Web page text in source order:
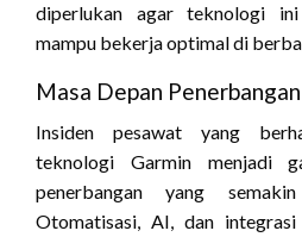
diperlukan agar teknologi
mampu bekerja optimal di
Masa Depan
Insiden pesawat yang
teknologi Garmin menjadi
penerbangan yang
Otomatisasi, AI, dan